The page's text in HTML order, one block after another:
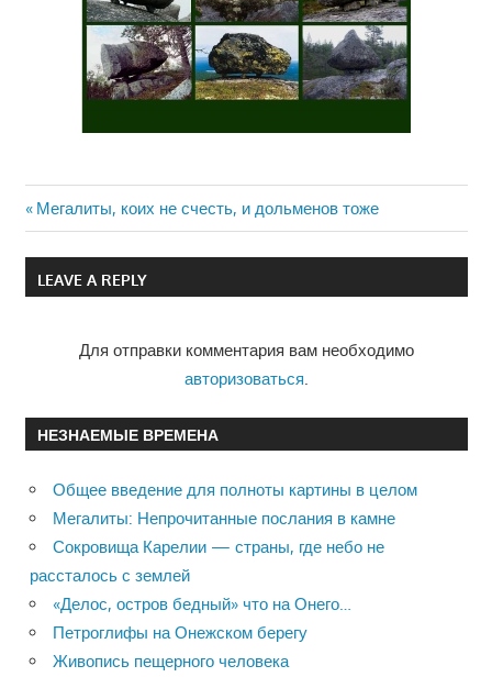
Навигация
по
Previous
Post:
Мегалиты, коих не счесть, и дольменов тоже
LEAVE A REPLY
Для отправки комментария вам необходимо
авторизоваться
НЕЗНАЕМЫЕ ВРЕМЕНА
Общее введение для полноты картины в целом
Мегалиты: Непрочитанные послания в камне
Сокровища Карелии — страны, где небо не
рассталось с землей
«Делос, остров бедный» что на Онего…
Петроглифы на Онежском берегу
Живопись пещерного человека